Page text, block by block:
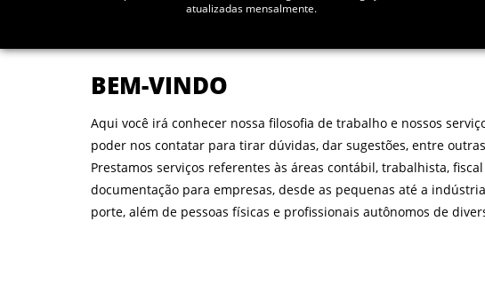
atualizadas mensalmente.
BEM-VINDO
Aqui você irá conhecer nossa filosofia de trabalho e nossos
poder nos contatar para tirar dúvidas, dar sugestões, entre
Prestamos serviços referentes às áreas contábil, trabalhista,
documentação para empresas, desde as pequenas até a
porte, além de pessoas físicas e profissionais autônomos de